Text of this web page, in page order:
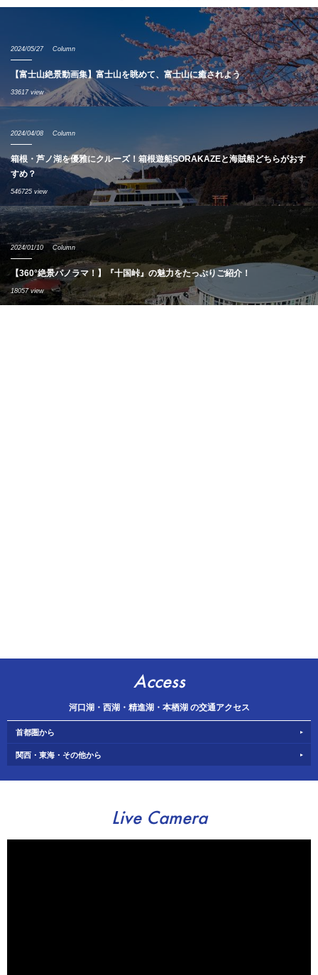
2024/05/27 Column
【富士山絶景動画集】富士山を眺めて、富士山に癒されよう
33617 view
2024/04/08 Column
箱根・芦ノ湖を優雅にクルーズ！箱根遊船SORAKAZEと海賊船どちらがおす
すめ？
546725 view
2024/01/10 Column
【360°絶景パノラマ！】『十国峠』の魅力をたっぷりご紹介！
18057 view
Access
河口湖・西湖・精進湖・本栖湖 の交通アクセス
首都圏から
関西・東海・その他から
Live Camera